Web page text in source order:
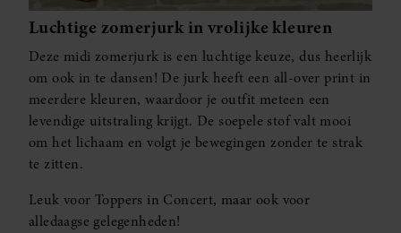
Luchtige zomerjurk in vrolijke kleuren
Deze midi zomerjurk is een luchtige keuze, dus heerlijk
om ook in te dansen! De jurk heeft een all-over print in
meerdere kleuren, waardoor je outfit meteen een
levendige uitstraling krijgt. De soepele stof valt mooi
om het lichaam en volgt je bewegingen zonder te strak
te zitten.
Leuk voor Toppers in Concert, maar ook voor
alledaagse gelegenheden!